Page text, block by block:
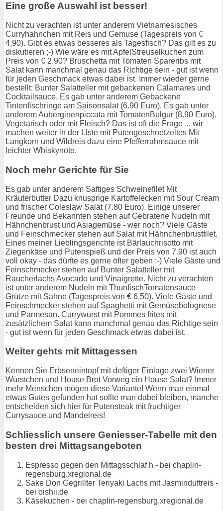
Eine große Auswahl ist besser!
Nicht zu verachten ist unter anderem Vietnamesisches
Curryhahnchen mit Reis und Gemuse (Tagespreis von €
4,90). Gibt es etwas besseres als Tagesfisch? Das gilt es zu
diskutieren ;-) Wie wäre es mit ApfelStreuselkuchen zum
Preis von € 2.90? Bruschetta mit Tomaten Spareribs mit
Salat kann manchmal genau das Richtige sein - gut ist wenn
für jeden Geschmack etwas dabei ist. Immer wieder gerne
bestellt: Bunter Salatteller mit gebackenen Calamares und
Cocktailsauce. Es gab unter anderem Gebackene
Tintenfischringe am Saisonsalat (6.90 Euro). Es gab unter
anderem Auberginenpiccata mit TomatenBulgur (8.90 Euro).
Vegetarisch oder mit Fleisch? Das ist oft die Frage ... wir
machen weiter in der Liste mit Putengeschnetzeltes Mit
Langkorn und Wildreis dazu eine Pfefferrahmsauce mit
leichter Whiskynote.
Noch mehr Gerichte für Sie
Es gab unter anderem Saftiges Schweinefilet Mit
Kräuterbutter Dazu knusprige Kartoffelecken mit Sour Cream
und frischer Coleslaw Salat (7.80 Euro). Einige unserer
Freunde und Bekannten stehen auf Gebratene Nudeln mit
Hähnchenbrust und Asiagemüse - wer noch? Viele Gäste
und Feinschmecker stehen auf Salat mit Hähnchenbrustfilet.
Eines meiner Lieblingsgerichte ist Bärlauchrisotto mit
Ziegenkäse und Putenspieß und der Preis von 7.90 ist auch
voll okay - das dürfte es gerne öfter geben :-) Viele Gäste und
Feinschmecker stehen auf Bunter Salatteller mit
Räucherlachs Avocado und Vinaigrette. Nicht zu verachten
ist unter anderem Nudeln mit ThunfischTomatensauce
Grütze mit Sahne (Tagespreis von € 6.50). Viele Gäste und
Feinschmecker stehen auf Spaghetti mit Gemüsebolognese
und Parmesan. Currywurst mit Pommes frites mit
zusätzlichem Salat kann manchmal genau das Richtige sein
- gut ist wenn für jeden Geschmack etwas dabei ist.
Weiter gehts mit Mittagessen
Kennen Sie Erbseneintopf mit deftiger Einlage zwei Wiener
Würstchen und House Brot Vorweg ein House Salat? Immer
mehr Menschen mögen diese Variante! Wenn man einmal
etwas Gutes gefunden hat sollte man dabei bleiben, manche
entscheiden sich hier für Putensteak mit fruchtiger
Currysauce und Mandelreis!
Schliesslich unsere Geniesser-Tabelle mit den
besten drei Mittagsangeboten
Espresso gegen den Mittagsschlaf h - bei chaplin-
regensburg.xregional.de
Sake Don Gegrillter Teriyaki Lachs mit Jasminduftreis -
bei oishii.de
Käsekuchen - bei chaplin-regensburg.xregional.de